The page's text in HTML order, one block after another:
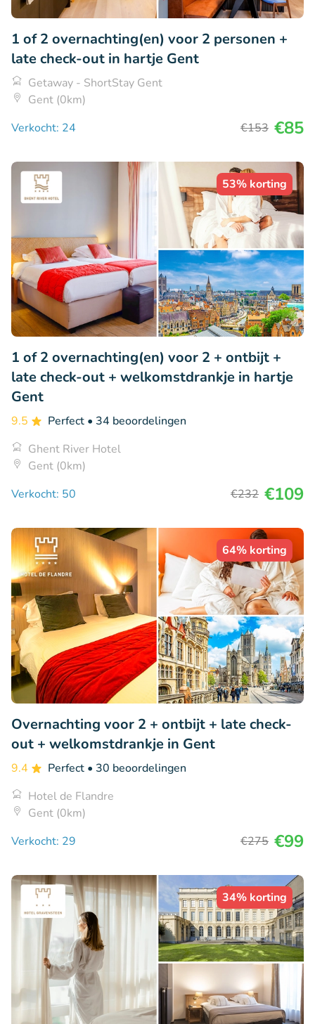
1 of 2 overnachting(en) voor 2 personen +
late check-out in hartje Gent
Getaway - ShortStay Gent
Gent (0km)
Verkocht: 24
€153 €85
53% korting
1 of 2 overnachting(en) voor 2 + ontbijt +
late check-out + welkomstdrankje in hartje
Gent
9.5 Perfect • 34 beoordelingen
Ghent River Hotel
Gent (0km)
Verkocht: 50
€232 €109
64% korting
Overnachting voor 2 + ontbijt + late check-
out + welkomstdrankje in Gent
9.4 Perfect • 30 beoordelingen
Hotel de Flandre
Gent (0km)
Verkocht: 29
€275 €99
34% korting